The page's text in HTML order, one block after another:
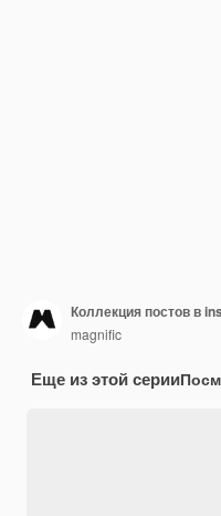
Коллекция постов в
magnific
Еще из этой серии